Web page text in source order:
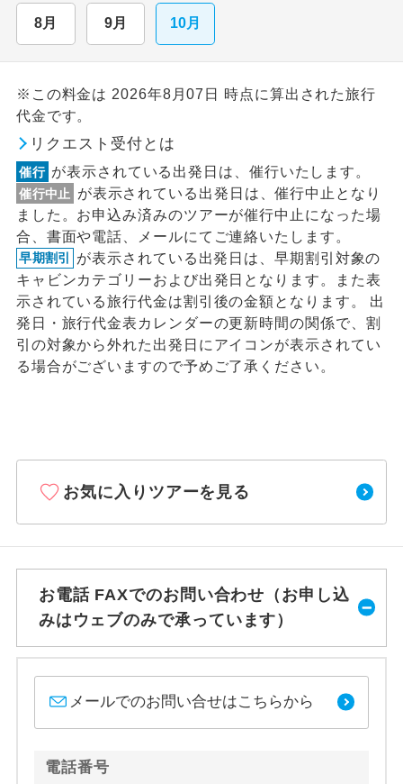
8月 9月 10月
※この料金は 2026年8月07日 時点に算出された旅行
代金です。
リクエスト受付とは
催行 が表示されている出発日は、催行いたします。
催行中止
が表示されている出発日は、催行中止となり
ました。お申込み済みのツアーが催行中止になった場
合、書面や電話、メールにてご連絡いたします。
早期割引
が表示されている出発日は、早期割引対象の
キャビンカテゴリーおよび出発日となります。また表
示されている旅行代金は割引後の金額となります。 出
発日・旅行代金表カレンダーの更新時間の関係で、割
引の対象から外れた出発日にアイコンが表示されてい
る場合がございますので予めご了承ください。
お気に入りツアーを見る
お電話 FAXでのお問い合わせ（お申し込
みはウェブのみで承っています）
メールでのお問い合せはこちらから
電話番号